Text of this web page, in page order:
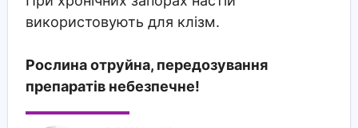
використовують для клізм.
Рослина отруйна, передозування
препаратів небезпечне!